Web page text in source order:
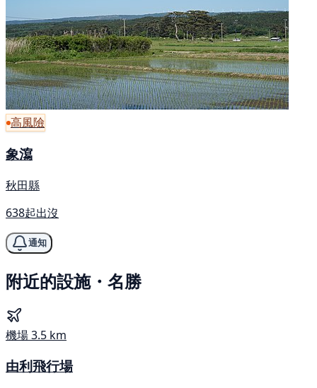
高風險
象瀉
秋田縣
638起出沒
通知
附近的設施・名勝
機場3.5 km
由利飛行場